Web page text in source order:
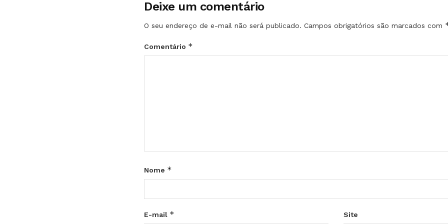
Deixe um comentário
O seu endereço de e-mail não será publicado. Campos obrigatórios são marcados com
Comentário *
Nome *
E-mail * Site